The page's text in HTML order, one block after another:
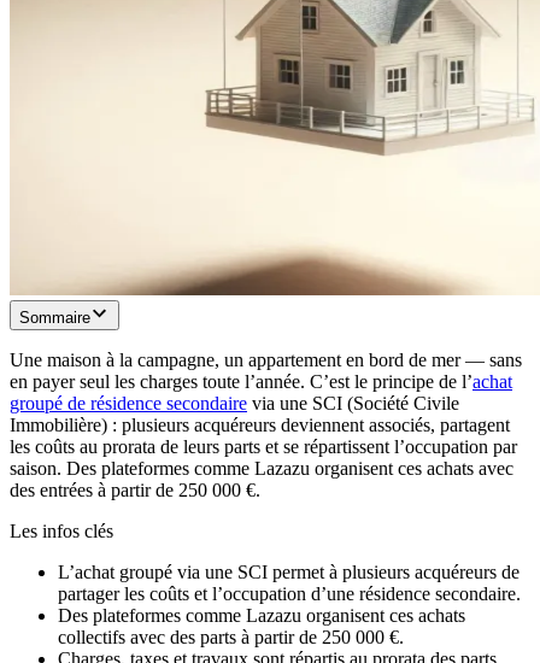
Sommaire
Une maison à la campagne, un appartement en bord de mer — sans
en payer seul les charges toute l’année. C’est le principe de l’achat
groupé de résidence secondaire via une SCI (Société Civile
Immobilière) : plusieurs acquéreurs deviennent associés, partagent
les coûts au prorata de leurs parts et se répartissent l’occupation par
saison. Des plateformes comme Lazazu organisent ces achats avec
des entrées à partir de 250 000 €.
Les infos clés
L’achat groupé via une SCI permet à plusieurs acquéreurs de
partager les coûts et l’occupation d’une résidence secondaire.
Des plateformes comme Lazazu organisent ces achats
collectifs avec des parts à partir de 250 000 €.